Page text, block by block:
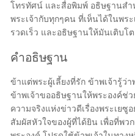
โทรทัศน์ และสื่อพิมพ์ อธิษฐานสำ
พระเจ้ากับทุกๆคน ที่เห็นได้ในพร
รวดเร็ว และอธิษฐานให้มันเติบโ
คำอธิษฐาน
ข้าแต่พระผู้เลี้ยงที่รัก ข้าพเจ้ารู้ว่
ข้าพเจ้าขออธิษฐานให้พระองค์ช่
ความจริงแห่งข่าวดีเรื่องพระเย
สัมผัสหัวใจของผู้ที่ได้ยิน เพื่อที่พว